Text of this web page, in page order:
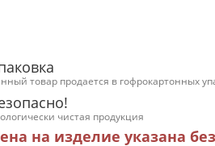
товар продается в гофрокартонных
чистая продукция
на изделие указана